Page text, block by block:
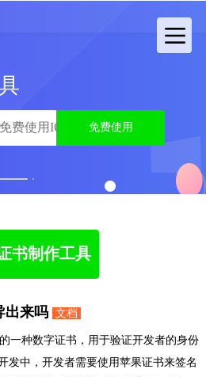
免费使用
书制作工具
出来吗 文档
一种数字证书，用于验证开发者的身份
发中，开发者需要使用苹果证书来签名